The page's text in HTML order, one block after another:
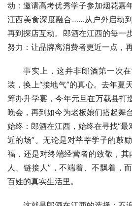
动：邀请高考优秀学子参加烟花嘉
江西美食深度融合……从户外启动
再到探店互动。郎酒在江西的每一
努力：让品牌离消费者更近一点，再
事实上，这并非郎酒第一次
装，换上“接地气”的真心。去年夏
筹办升学宴，今年元旦在万载县打
晚会，再到如今为老板娘们搭起舞
始终：郎酒在江西，始终在寻找“最
近的场”。无论是对莘莘学子的鼓
福，还是对终端经营者的致敬，其
人、链接人”，不端着、不飘着，
百姓的真实生活里。